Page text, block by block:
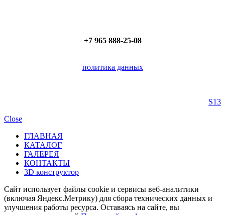
+7 965 888-25-08
политика данных
S13
Close
ГЛАВНАЯ
КАТАЛОГ
ГАЛЕРЕЯ
КОНТАКТЫ
3D конструктор
Cайт использует файлы cookie и сервисы веб-аналитики
(включая Яндекс.Метрику) для сбора технических данных и
улучшения работы ресурса. Оставаясь на сайте, вы